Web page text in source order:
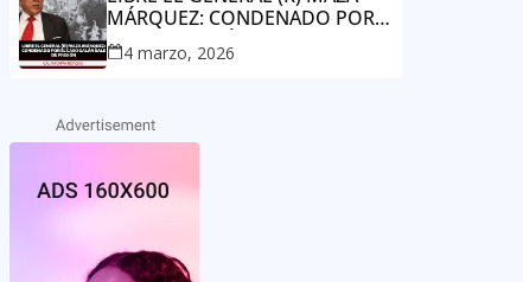
MÁRQUEZ: CONDENADO POR
EL CASO GALÁN SALE DE
PRISIÓN
4 marzo, 2026